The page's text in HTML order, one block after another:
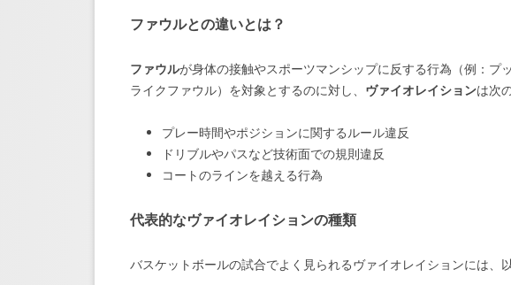
ファウルとの違いとは？
ファウルが身体の接触やスポーツマンシップに反する行為（例：プ
ライクファウル）を対象とするのに対し、 ヴァイオレイションは次
プレー時間やポジションに関するルール違反
ドリブルやパスなど技術面での規則違反
コートのラインを越える行為
代表的なヴァイオレイションの種類
バスケットボールの試合でよく見られるヴァイオレイションには、